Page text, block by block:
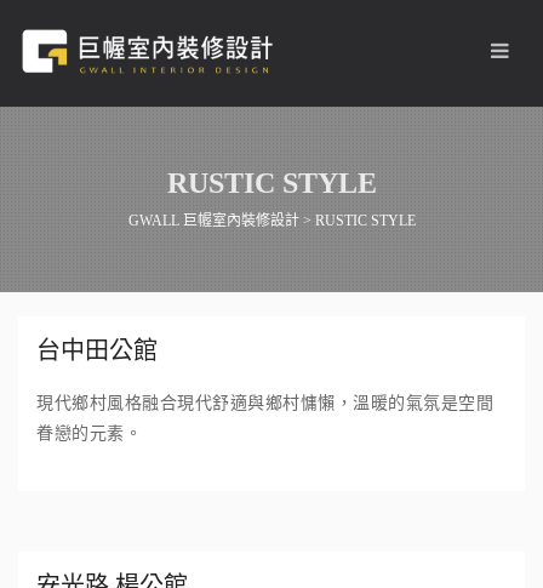
RUSTIC STYLE
GWALL 巨幄室內裝修設計> RUSTIC STYLE
台中田公館
現代鄉村風格融合現代舒適與鄉村慵懶，溫暖的氣氛是空間
眷戀的元素。